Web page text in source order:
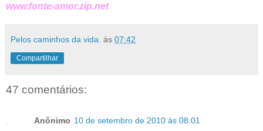
www.fonte-amor.zip.net
Pelos caminhos da vida. às 07:42
Compartilhar
47 comentários:
Anônimo 10 de setembro de 2010 às 08:01